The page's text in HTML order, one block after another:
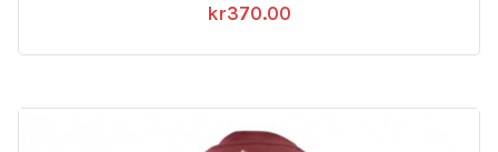
kr370.00